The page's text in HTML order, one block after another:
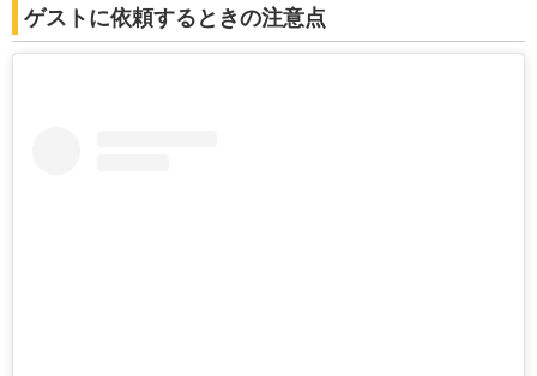
ゲストに依頼するときの注意点